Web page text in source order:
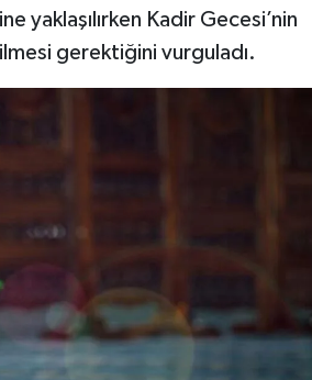
yaklaşılırken Kadir Gecesi’nin
gerektiğini vurguladı.